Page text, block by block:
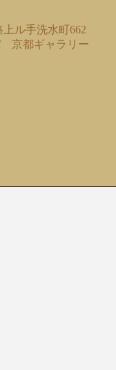
上ル手洗水町662
京都ギャラリー